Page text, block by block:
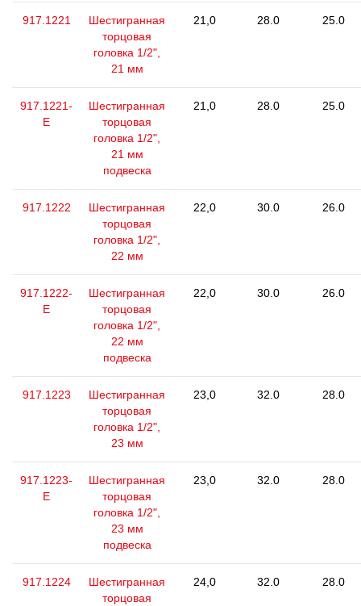
917.1221
Шестигранная
торцовая
головка 1/2",
21 мм
21,0 28.0 25.0
917.1221-
E
Шестигранная
торцовая
головка 1/2",
21 мм
подвеска
21,0 28.0 25.0
917.1222
Шестигранная
торцовая
головка 1/2",
22 мм
22,0 30.0 26.0
917.1222-
E
Шестигранная
торцовая
головка 1/2",
22 мм
подвеска
22,0 30.0 26.0
917.1223
Шестигранная
торцовая
головка 1/2",
23 мм
23,0 32.0 28.0
917.1223-
E
Шестигранная
торцовая
головка 1/2",
23 мм
подвеска
23,0 32.0 28.0
917.1224
Шестигранная
торцовая
24,0 32.0 28.0